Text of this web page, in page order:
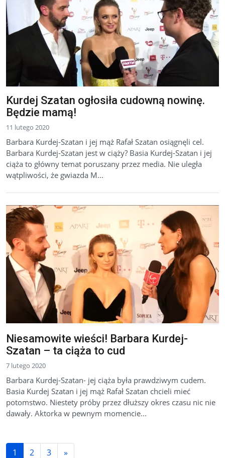
Kurdej Szatan ogłosiła cudowną nowinę.
Będzie mamą!
11 lutego 2020
Barbara Kurdej-Szatan i jej mąż Rafał Szatan osiągnęli cel.
Barbara Kurdej-Szatan jest w ciąży? Basia Kurdej-Szatan i jej
ciąża to główny temat poruszany przez media. Nie uległa
wątpliwości, że gwiazda M...
Niesamowite wieści! Barbara Kurdej-
Szatan – ta ciąża to cud
7 lutego 2020
Barbara Kurdej-Szatan- jej ciąża była prawdziwym cudem.
Basia Kurdej Szatan i jej mąż Rafał Szatan chcieli mieć
potomstwo. Niestety próby przez dłuższy okres czasu nic nie
dawały. Aktorka w pewnym momencie...
1 2 3 »